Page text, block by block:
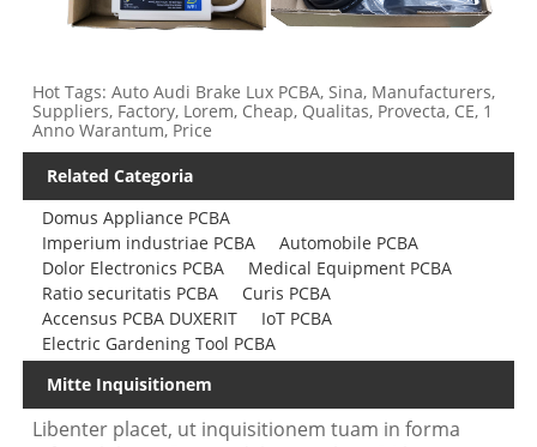
Hot Tags: Auto Audi Brake Lux PCBA, Sina, Manufacturers,
Suppliers, Factory, Lorem, Cheap, Qualitas, Provecta, CE, 1
Anno Warantum, Price
Related Categoria
Domus Appliance PCBA
Imperium industriae PCBA
Automobile PCBA
Dolor Electronics PCBA
Medical Equipment PCBA
Ratio securitatis PCBA
Curis PCBA
Accensus PCBA DUXERIT
IoT PCBA
Electric Gardening Tool PCBA
Mitte Inquisitionem
Libenter placet, ut inquisitionem tuam in forma